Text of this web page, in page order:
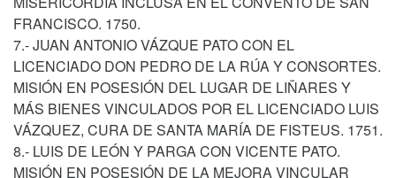
FRANCISCO. 1750.
7.- JUAN ANTONIO VÁZQUE PATO CON EL
LICENCIADO DON PEDRO DE LA RÚA Y CONSORTES.
MISIÓN EN POSESIÓN DEL LUGAR DE LIÑARES Y
MÁS BIENES VINCULADOS POR EL LICENCIADO LUIS
VÁZQUEZ, CURA DE SANTA MARÍA DE FISTEUS. 1751.
8.- LUIS DE LEÓN Y PARGA CON VICENTE PATO.
MISIÓN EN POSESIÓN DE LA MEJORA VINCULAR